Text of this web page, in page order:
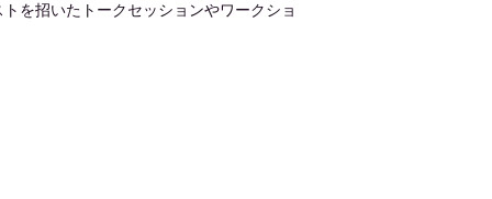
を招いたトークセッションやワークショ